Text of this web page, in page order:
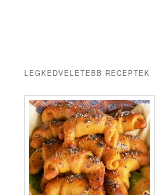
LEGKEDVELETEBB RECEPTEK